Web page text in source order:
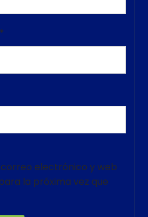
*
electrónico y web
la próxima vez que